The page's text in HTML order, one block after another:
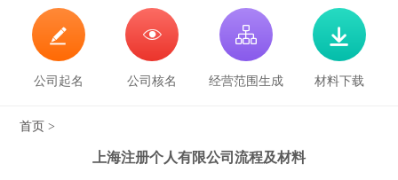

公司起名

公司核名

经营范围生成

材料下载
首页 >
上海注册个人有限公司流程及材料